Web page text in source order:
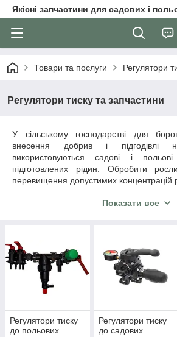
Якісні запчастини для садових і
Товари та послуги Регулятори
Регулятори тиску та запчастини
У сільському господарстві для
внесення добрив і підгодівлі
використовуються садові і
підготовлених рідин. Обробити
перевищення допустимих концентрацій
регулювання кількості рідини
магістралі;
скидання залишку розчину в
Показати все
Регулятори тиску
до польових
Регулятори тиску
до садових